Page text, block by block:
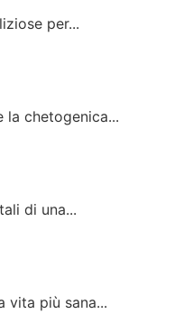
per...
la chetogenica...
di una...
vita più sana...